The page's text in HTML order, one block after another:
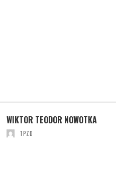
WIKTOR TEODOR NOWOTKA
TPZD